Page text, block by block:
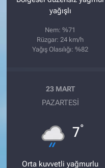
yağışlı
Nem: %71
Rüzgar: 24 km/h
Yağış Olasılığı: %82
23 MART
PAZARTESI
7°
Orta kuvvetli yağmurlu